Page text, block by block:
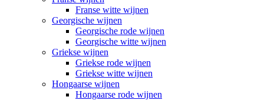
Franse witte wijnen
Georgische wijnen
Georgische rode wijnen
Georgische witte wijnen
Griekse wijnen
Griekse rode wijnen
Griekse witte wijnen
Hongaarse wijnen
Hongaarse rode wijnen